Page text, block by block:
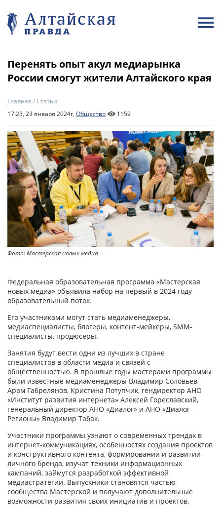
Перенять опыт акул медиарынка
России смогут жители Алтайского края
Главная /Статьи
17:23, 23 января 2024г, Общество 1159
Фото: Мастерская новых медиа
Федеральная образовательная программа «Мастерская
новых медиа» объявила набор на первый в 2024 году
образовательный поток.
Его участниками могут стать медиаменеджеры,
медиаспециалисты, блогеры, контент-мейкеры, SMM-
специалисты, продюсеры.
Занятия будут вести одни из лучших в стране
специалистов в области медиа и связей с
общественностью. В прошлые годы мастерами программы
были известные медиаменеджеры Владимир Соловьёв,
Арам Габрелянов, Кристина Потупчик, гендиректор АНО
«Институт развития интернета» Алексей Гореславский,
генеральный директор АНО «Диалог» и АНО «Диалог
Регионы» Владимир Табак.
Участники программы узнают о современных трендах в
интернет-коммуникациях, особенностях создания проектов
и конструктивного контента, формировании и развитии
личного бренда, изучат техники информационных
кампаний, займутся разработкой эффективной
медиастратегии. Выпускники становятся частью
сообщества Мастерской и получают дополнительные
возможности развития своих инициатив и проектов.